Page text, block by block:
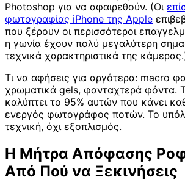
Photoshop για να αφαιρεθούν. (Οι
φωτογραφίας iPhone της Apple
που ξέρουν οι περισσότεροι
η γωνία έχουν πολύ μεγαλύτερη
τεχνικά χαρακτηριστικά της
Τι να αφήσεις για αργότερα: macro
χρωματικά gels, φανταχτερά φόντα.
καλύπτει το 95% αυτών που κάνει
ενεργός φωτογράφος ποτών. Το
τεχνική, όχι εξοπλισμός.
Η Μήτρα Απόφασης
Από Πού να Ξεκινήσεις